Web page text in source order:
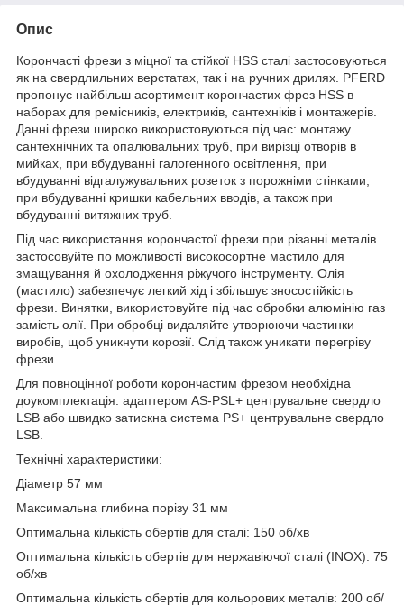
Опис
Корончасті фрези з міцної та стійкої HSS сталі застосовуються
як на свердлильних верстатах, так і на ручних дрилях. PFERD
пропонує найбільш асортимент корончастих фрез HSS в
наборах для ремісників, електриків, сантехніків і монтажерів.
Данні фрези широко використовуються під час: монтажу
сантехнічних та опалювальних труб, при вирізці отворів в
мийках, при вбудуванні галогенного освітлення, при
вбудуванні відгалужувальних розеток з порожніми стінками,
при вбудуванні кришки кабельних вводів, а також при
вбудуванні витяжних труб.
Під час використання корончастої фрези при різанні металів
застосовуйте по можливості високосортне мастило для
змащування й охолодження ріжучого інструменту. Олія
(мастило) забезпечує легкий хід і збільшує зносостійкість
фрези. Винятки, використовуйте під час обробки алюмінію газ
замість олії. При обробці видаляйте утворюючи частинки
виробів, щоб уникнути корозії. Слід також уникати перегріву
фрези.
Для повноцінної роботи корончастим фрезом необхідна
доукомплектація: адаптером AS-PSL+ центрувальне свердло
LSB або швидко затискна система PS+ центрувальне свердло
LSB.
Технічні характеристики:
Діаметр 57 мм
Максимальна глибина порізу 31 мм
Оптимальна кількість обертів для сталі: 150 об/хв
Оптимальна кількість обертів для нержавіючої сталі (INOX): 75
об/хв
Оптимальна кількість обертів для кольорових металів: 200 об/